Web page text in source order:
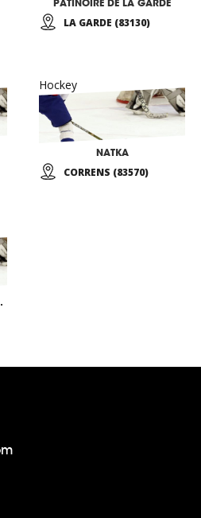
PATINOIRE DE LA GARDE
LA GARDE (83130)
Hockey
NATKA
CORRENS (83570)